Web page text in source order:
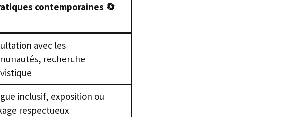
contemporaines 🔄
avec les
recherche
inclusif, exposition ou
respectueux